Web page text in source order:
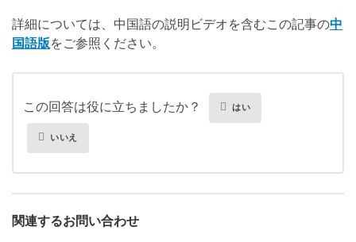
詳細については、中国語の説明ビデオを含むこの記事の中
国語版をご参照ください。
この回答は役に立ちましたか？ はい
いいえ
関連するお問い合わせ